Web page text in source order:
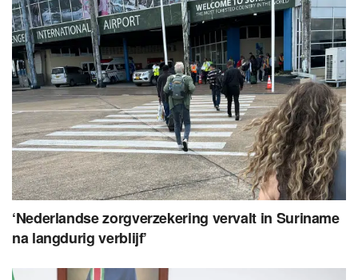
‘Nederlandse zorgverzekering vervalt in Suriname
na langdurig verblijf’